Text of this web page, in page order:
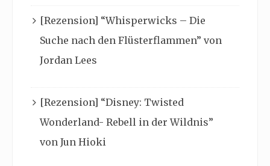
[Rezension] “Whisperwicks – Die
Suche nach den Flüsterflammen” von
Jordan Lees
[Rezension] “Disney: Twisted
Wonderland- Rebell in der Wildnis”
von Jun Hioki